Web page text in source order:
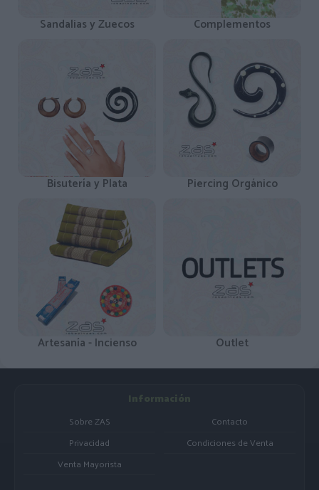
Sandalias y Zuecos Complementos
Bisutería y Plata Piercing Orgánico
Artesanía - Incienso Outlet
Información
Sobre ZAS
Contacto
Privacidad
Condiciones de Venta
Venta Mayorista